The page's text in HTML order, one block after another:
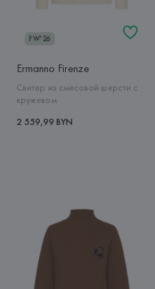
FW'26
Ermanno Firenze
Свитер из смесовой шерсти с
кружевом
2 559,99 BYN